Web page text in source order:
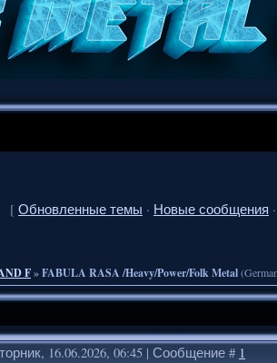
[ Обновленные темы · Новые сообщения ·
F»FABULA RASA /Heavy/Power/Folk Metal
16.06.2026, 06:45 | Сообщение # 1